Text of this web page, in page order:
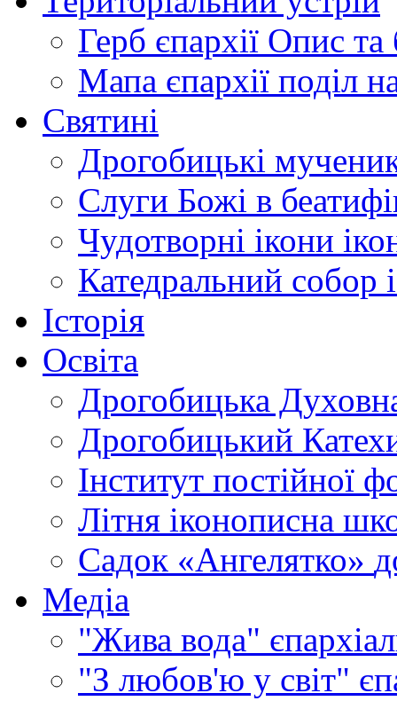
Герб єпархії Опис та
Мапа єпархії поділ
Святині
Дрогобицькі
Слуги Божі в
Чудотворні ікони
Катедральний собор
Історія
Освіта
Дрогобицька
Дрогобицький
Інститут постійної
Літня іконописна
Садок «Ангелятко»
Медіа
"Жива вода"
"З любов'ю у світ"